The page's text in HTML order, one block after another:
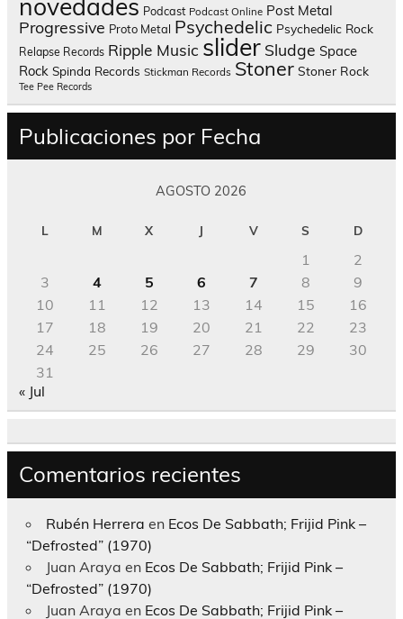
novedades Podcast Podcast Online Post Metal
Progressive Proto Metal Psychedelic Psychedelic Rock
Relapse Records Ripple Music slider Sludge Space
Rock Spinda Records Stickman Records Stoner Stoner Rock
Tee Pee Records
Publicaciones por Fecha
AGOSTO 2026
L M X J V S D
1
2
3
4 5 6 7 8
9
10
11 12 13 14 15
16
17
18 19 20 21 22
23
24
25 26 27 28 29
30
31
« Jul
Comentarios recientes
Rubén Herrera en Ecos De Sabbath; Frijid Pink –
“Defrosted” (1970)
Juan Araya en Ecos De Sabbath; Frijid Pink –
“Defrosted” (1970)
Juan Araya en Ecos De Sabbath; Frijid Pink –